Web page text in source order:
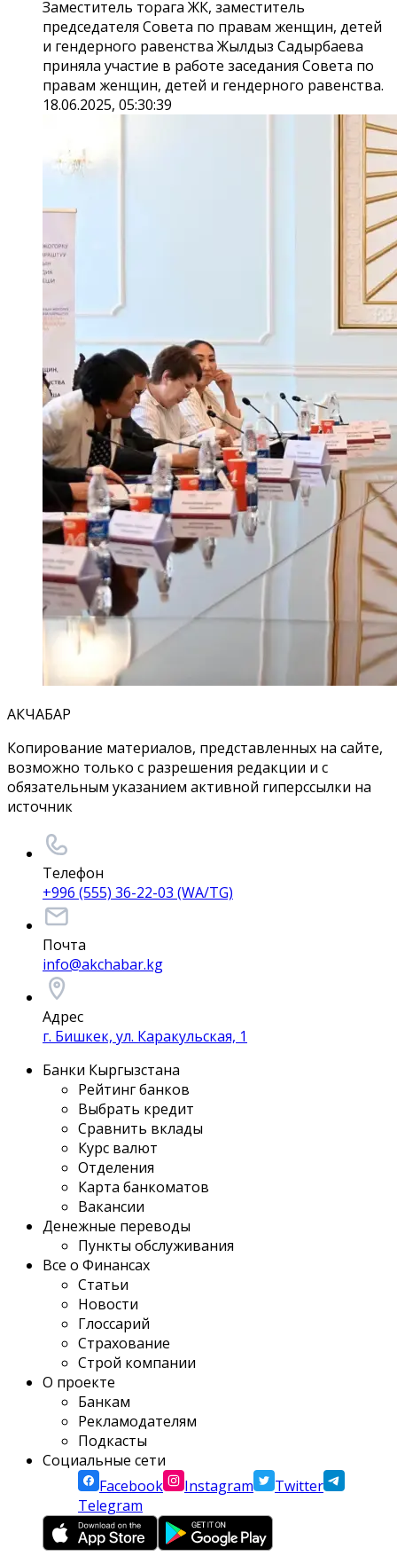
Заместитель торага ЖК, заместитель
председателя Совета по правам женщин, детей
и гендерного равенства Жылдыз Садырбаева
приняла участие в работе заседания Совета по
правам женщин, детей и гендерного равенства.
18.06.2025, 05:30:39
АКЧАБАР
Копирование материалов, представленных на сайте,
возможно только с разрешения редакции и с
обязательным указанием активной гиперссылки на
источник
Телефон
+996 (555) 36-22-03 (WA/TG)
Почта
info@akchabar.kg
Адрес
г. Бишкек, ул. Каракульская, 1
Банки Кыргызстана
Рейтинг банков
Выбрать кредит
Сравнить вклады
Курс валют
Отделения
Карта банкоматов
Вакансии
Денежные переводы
Пункты обслуживания
Все о Финансах
Статьи
Новости
Глоссарий
Страхование
Строй компании
О проекте
Банкам
Рекламодателям
Подкасты
Социальные сети
Facebook
Instagram
Twitter
Telegram